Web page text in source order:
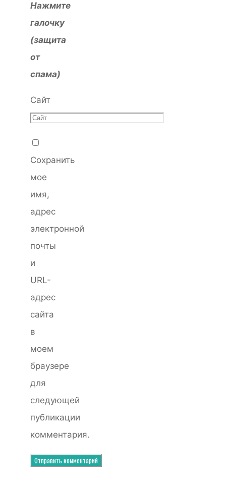
Нажмите
галочку
(защита
от
спама)
Сайт
Сохранить
мое
имя,
адрес
электронной
почты
и
URL-
адрес
сайта
в
моем
браузере
для
следующей
публикации
комментария.